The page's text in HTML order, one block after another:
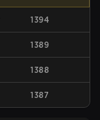
1394
1389
1388
1387